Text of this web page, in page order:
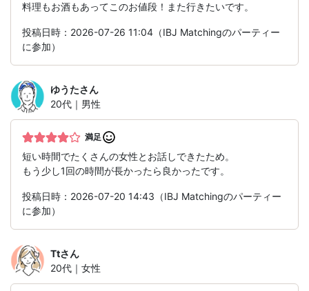
料理もお酒もあってこのお値段！また行きたいです。
投稿日時：2026-07-26 11:04（IBJ Matchingのパーティー
に参加）
ゆうたさん
20代｜男性
満足
短い時間でたくさんの女性とお話しできたため。
もう少し1回の時間が長かったら良かったです。
投稿日時：2026-07-20 14:43（IBJ Matchingのパーティー
に参加）
Ttさん
20代｜女性